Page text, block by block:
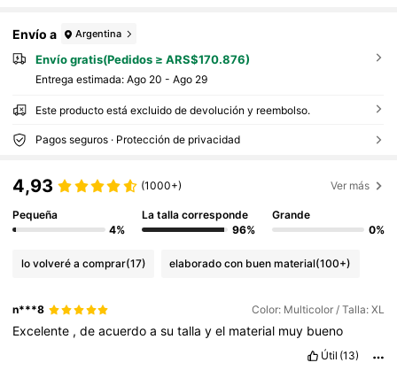
Envío a Argentina
Envío gratis(Pedidos ≥ ARS$170.876)
Entrega estimada: Ago 20 - Ago 29
Este producto está excluido de devolución y reembolso.
Pagos seguros · Protección de privacidad
4,93 (1000+) Ver más
Pequeña
4%
La talla corresponde
96%
Grande
0%
lo volveré a comprar(17) elaborado con buen material(100+)
n***8 Color: Multicolor / Talla: XL
Excelente ,deacuerdoasutallayel material muy bueno
Útil (13)